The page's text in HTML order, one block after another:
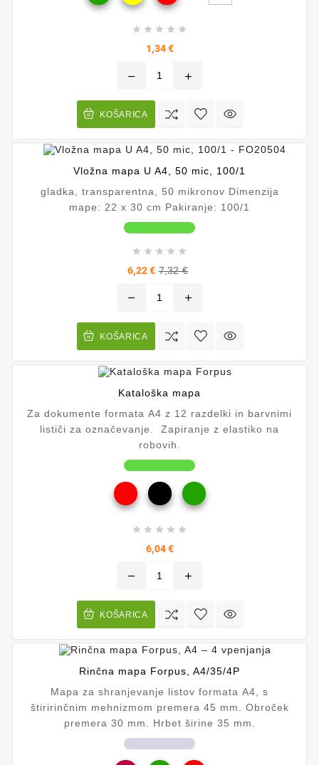
    
1,34 €Cena
remove add
KOŠARICA
Vložna mapa U A4, 50 mic, 100/1
gladka, transparentna, 50 mikronov Dimenzija
mape: 22 x 30 cm Pakiranje: 100/1
    
6,22 € 7,32 €
remove add
KOŠARICA
Kataloška mapa
Za dokumente formata A4 z 12 razdelki in barvnimi
lističi za označevanje. Zapiranje z elastiko na
robovih.
    
6,04 €Cena
remove add
KOŠARICA
Rinčna mapa Forpus, A4/35/4P
Mapa za shranjevanje listov formata A4, s
štiririnčnim mehnizmom premera 45 mm. Obroček
premera 30 mm. Hrbet širine 35 mm.